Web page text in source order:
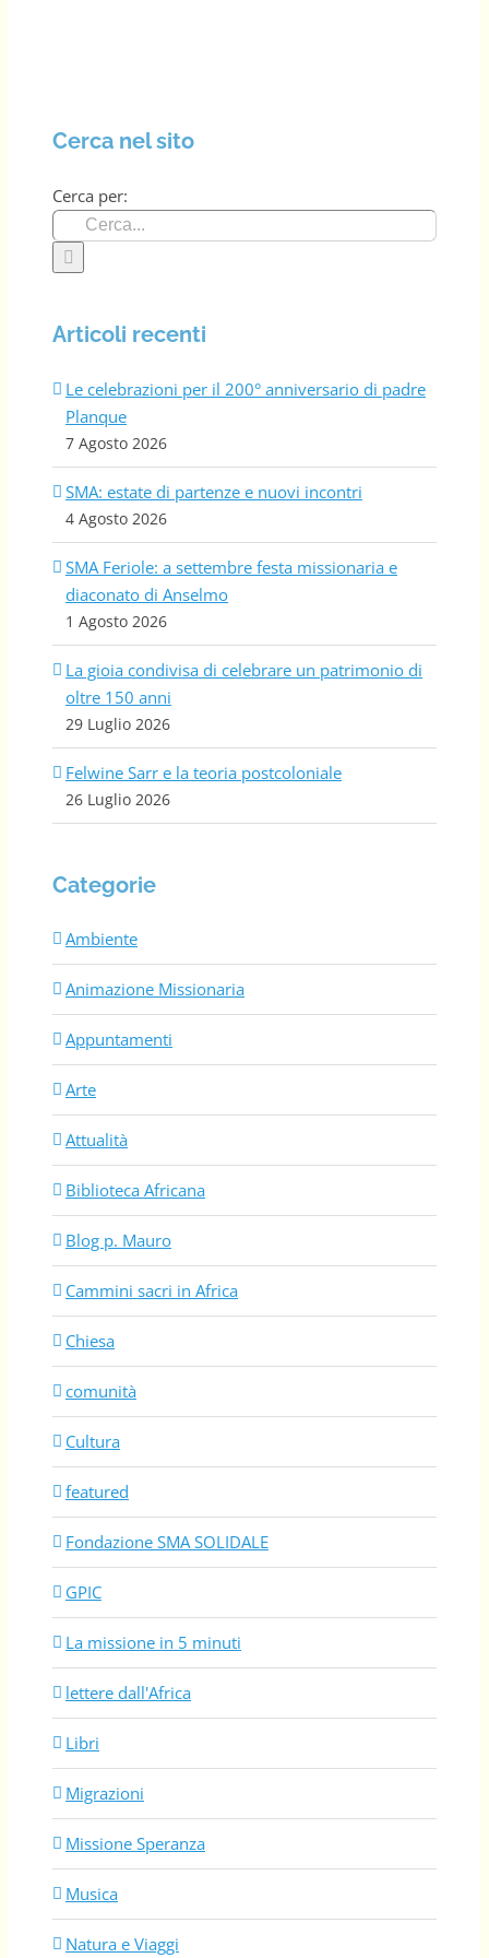
Cerca nel sito
Cerca per:
Articoli recenti
Le celebrazioni per il 200° anniversario di padre
Planque
7 Agosto 2026
SMA: estate di partenze e nuovi incontri
4 Agosto 2026
SMA Feriole: a settembre festa missionaria e
diaconato di Anselmo
1 Agosto 2026
La gioia condivisa di celebrare un patrimonio di
oltre 150 anni
29 Luglio 2026
Felwine Sarr e la teoria postcoloniale
26 Luglio 2026
Categorie
Ambiente
Animazione Missionaria
Appuntamenti
Arte
Attualità
Biblioteca Africana
Blog p. Mauro
Cammini sacri in Africa
Chiesa
comunità
Cultura
featured
Fondazione SMA SOLIDALE
GPIC
La missione in 5 minuti
lettere dall'Africa
Libri
Migrazioni
Missione Speranza
Musica
Natura e Viaggi